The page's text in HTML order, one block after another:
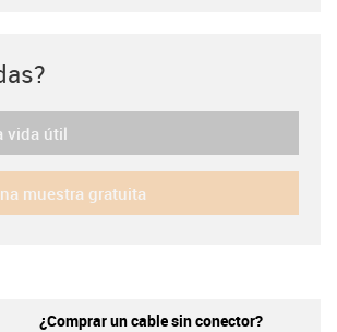
vida útil
muestra gratuita
¿Comprar un cable sin conector?